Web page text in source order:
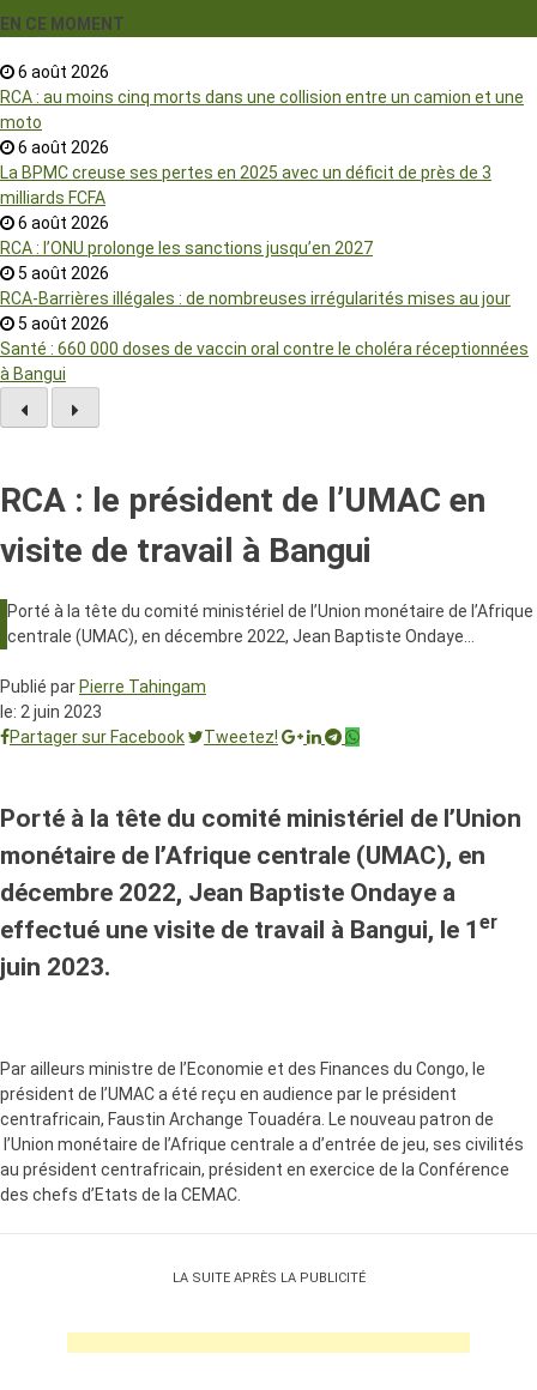
EN CE MOMENT
6 août 2026
RCA : au moins cinq morts dans une collision entre un camion et une
moto
6 août 2026
La BPMC creuse ses pertes en 2025 avec un déficit de près de 3
milliards FCFA
6 août 2026
RCA : l’ONU prolonge les sanctions jusqu’en 2027
5 août 2026
RCA-Barrières illégales : de nombreuses irrégularités mises au jour
5 août 2026
Santé : 660 000 doses de vaccin oral contre le choléra réceptionnées
à Bangui
RCA : le président de l’UMAC en
visite de travail à Bangui
Porté à la tête du comité ministériel de l’Union monétaire de l’Afrique
centrale (UMAC), en décembre 2022, Jean Baptiste Ondaye…
Publié parPierre Tahingam
le: 2 juin 2023
Partager sur Facebook
Tweetez!
Porté à la tête du comité ministériel de l’Union
monétaire de l’Afrique centrale (UMAC), en
décembre 2022, Jean Baptiste Ondaye a
effectué une visite de travail à Bangui, le 1 er
juin 2023.
Par ailleurs ministre de l’Economie et des Finances du Congo, le
président de l’UMAC a été reçu en audience par le président
centrafricain, Faustin Archange Touadéra. Le nouveau patron de
l’Union monétaire de l’Afrique centrale a d’entrée de jeu, ses civilités
au président centrafricain, président en exercice de la Conférence
des chefs d’Etats de la CEMAC.
LA SUITE APRÈS LA PUBLICITÉ